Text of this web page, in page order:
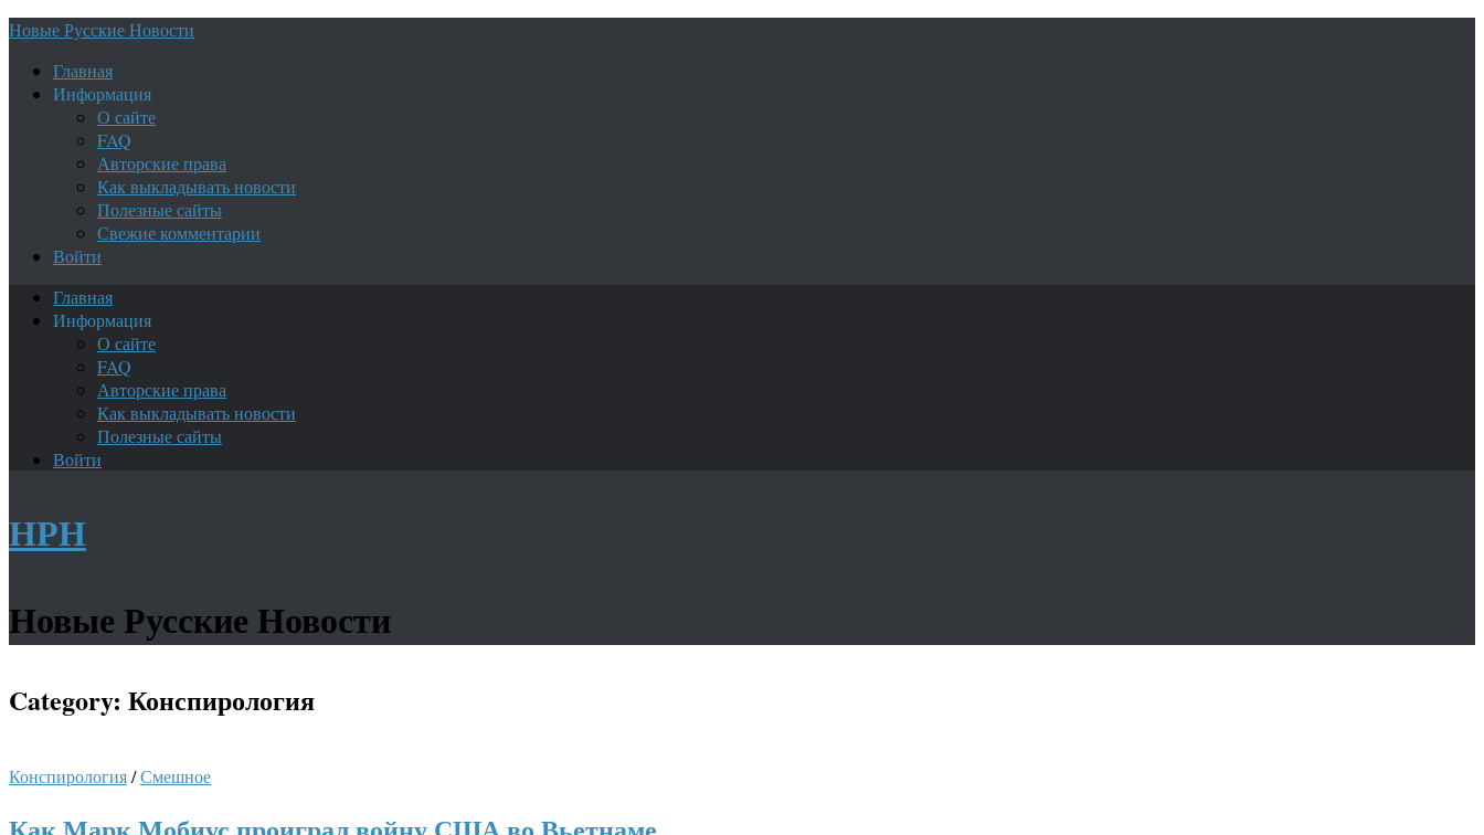
Новые Русские Новости
Главная
Информация
О сайте
FAQ
Авторские права
Как выкладывать новости
Полезные сайты
Свежие комментарии
Войти
Главная
Информация
О сайте
FAQ
Авторские права
Как выкладывать новости
Полезные сайты
Войти
НРН
Новые Русские Новости
Category: Конспирология
Конспирология/Смешное